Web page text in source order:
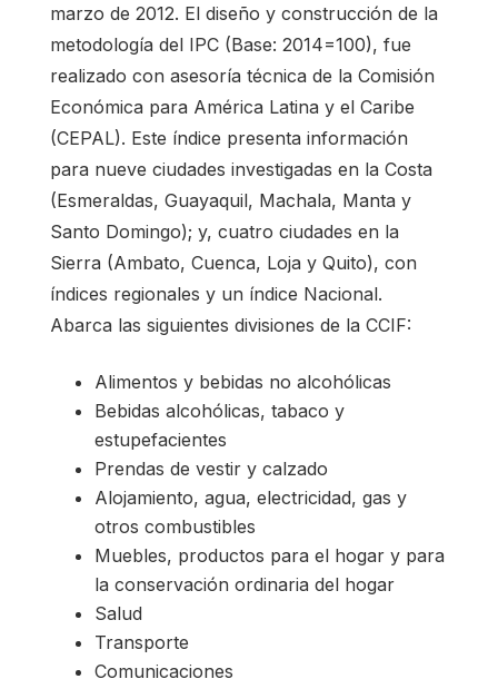
marzo de 2012. El diseño y construcción de la
metodología del IPC (Base: 2014=100), fue
realizado con asesoría técnica de la Comisión
Económica para América Latina y el Caribe
(CEPAL). Este índice presenta información
para nueve ciudades investigadas en la Costa
(Esmeraldas, Guayaquil, Machala, Manta y
Santo Domingo); y, cuatro ciudades en la
Sierra (Ambato, Cuenca, Loja y Quito), con
índices regionales y un índice Nacional.
Abarca las siguientes divisiones de la CCIF:
Alimentos y bebidas no alcohólicas
Bebidas alcohólicas, tabaco y
estupefacientes
Prendas de vestir y calzado
Alojamiento, agua, electricidad, gas y
otros combustibles
Muebles, productos para el hogar y para
la conservación ordinaria del hogar
Salud
Transporte
Comunicaciones